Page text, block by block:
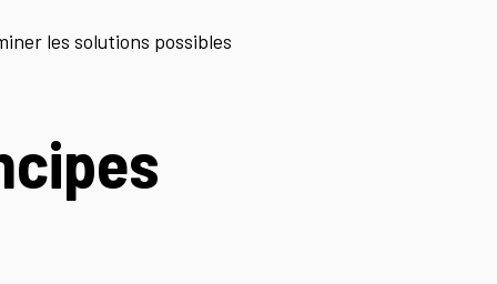
les solutions possibles